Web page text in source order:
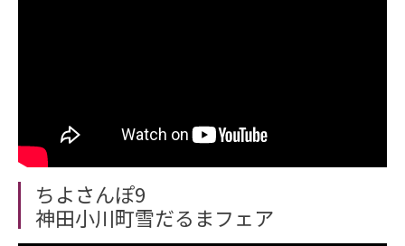
ちよさんぽ9
神田小川町雪だるまフェア